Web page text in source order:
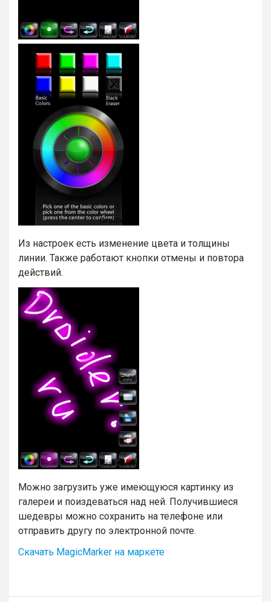
Из настроек есть изменение цвета и толщины
линии. Также работают кнопки отмены и повтора
действий.
Можно загрузить уже имеющуюся картинку из
галереи и поиздеваться над ней. Получившиеся
шедевры можно сохранить на телефоне или
отправить другу по электронной почте.
Скачать MagicMarker на маркете